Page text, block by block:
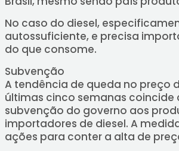
No caso do diesel,
autossuficiente, e precisa
do que consome.
Subvenção
A tendência de queda no preço
últimas cinco semanas coincide
subvenção do governo aos
importadores de diesel. A
ações para conter a alta de